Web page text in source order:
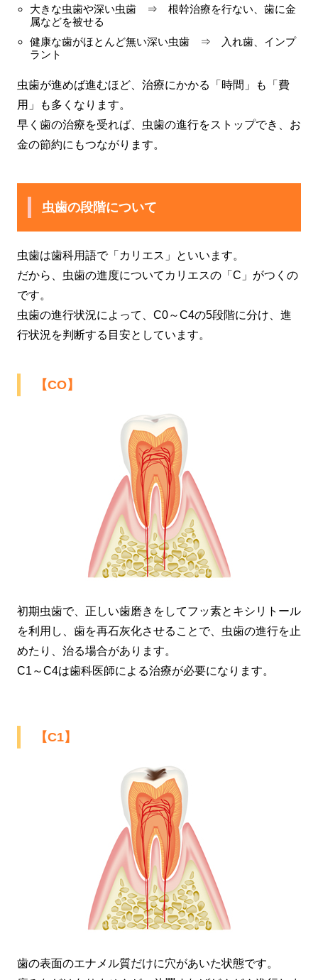
大きな虫歯や深い虫歯 ⇒ 根幹治療を行ない、歯に金
属などを被せる
健康な歯がほとんど無い深い虫歯 ⇒ 入れ歯、インプ
ラント
虫歯が進めば進むほど、治療にかかる「時間」も「費
用」も多くなります。
早く歯の治療を受れば、虫歯の進行をストップでき、お
金の節約にもつながります。
虫歯の段階について
虫歯は歯科用語で「カリエス」といいます。
だから、虫歯の進度についてカリエスの「C」がつくの
です。
虫歯の進行状況によって、C0～C4の5段階に分け、進
行状況を判断する目安としています。
【CO】
初期虫歯で、正しい歯磨きをしてフッ素とキシリトール
を利用し、歯を再石灰化させることで、虫歯の進行を止
めたり、治る場合があります。
C1～C4は歯科医師による治療が必要になります。
【C1】
歯の表面のエナメル質だけに穴があいた状態です。